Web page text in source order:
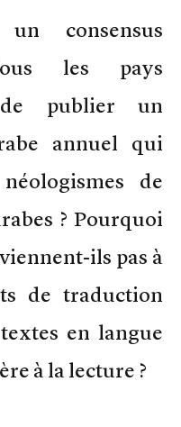
consensus
les pays
de publier un
annuel qui
de
? Pourquoi
ils pas à
de traduction
en langue
à la lecture ?